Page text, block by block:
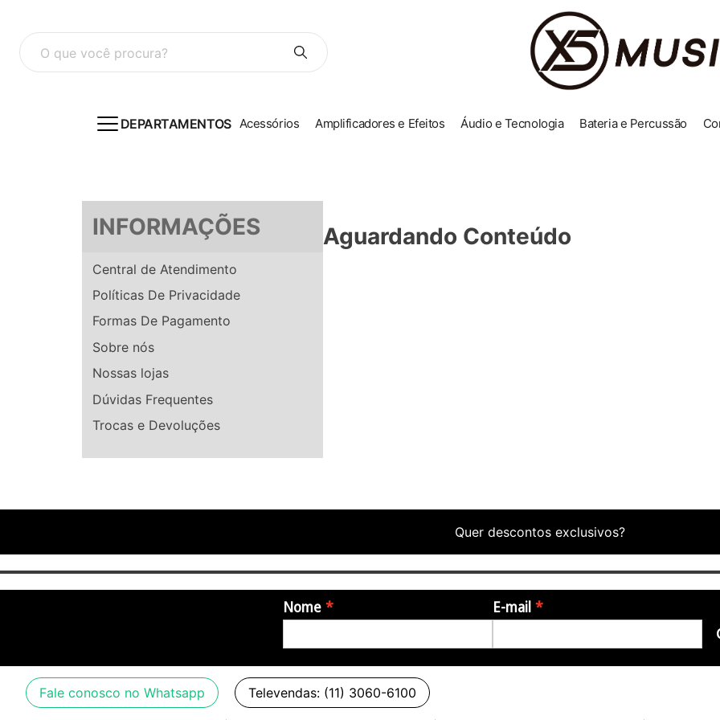
O que você procura?
DEPARTAMENTOS Acessórios Amplificadores e Efeitos Áudio e Tecnologia Bateria e Percussão
INFORMAÇÕES
Central de Atendimento
Políticas De Privacidade
Formas De Pagamento
Sobre nós
Nossas lojas
Dúvidas Frequentes
Trocas e Devoluções
Aguardando Conteúdo
Quer descontos exclusivos?
Nome E-mail
Fale conosco no Whatsapp Televendas: (11) 3060-6100